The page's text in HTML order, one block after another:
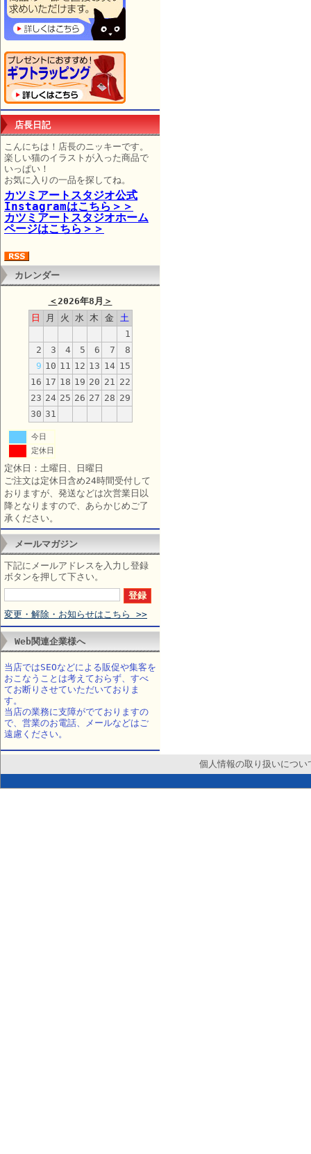
店長日記
こんにちは！店長のニッキーです。
楽しい猫のイラストが入った商品で
いっぱい！
お気に入りの一品を探してね。
カツミアートスタジオ公式
Instagramはこちら＞＞
カツミアートスタジオホーム
ページはこちら＞＞
カレンダー
＜2026年8月 ＞
日
月 火 水 木 金
土
1
2
3 4 5 6 7
8
9 10 11 12 13 14 15
16 17 18 19 20 21 22
23 24 25 26 27 28 29
30 31
今日
定休日
定休日：土曜日、日曜日
ご注文は定休日含め24時間受付して
おりますが、発送などは次営業日以
降となりますので、あらかじめご了
承ください。
メールマガジン
下記にメールアドレスを入力し登録
ボタンを押して下さい。
変更・解除・お知らせはこちら >>
Web関連企業様へ
当店ではSEOなどによる販促や集客を
おこなうことは考えておらず、すべ
てお断りさせていただいておりま
す。
当店の業務に支障がでておりますの
で、営業のお電話、メールなどはご
遠慮ください。
個人情報の取り扱いについ